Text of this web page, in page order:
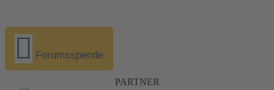
Forumsspende
PARTNER